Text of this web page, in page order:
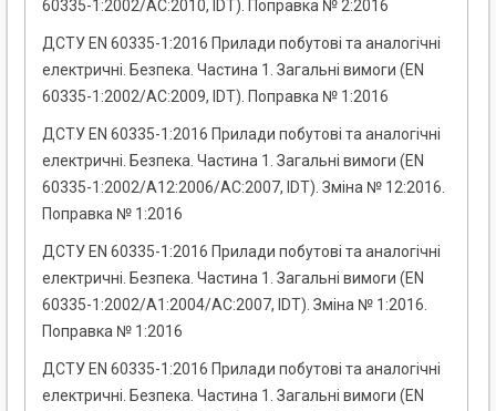
60335-1:2002/AC:2010, IDT). Поправка № 2:2016
ДСТУ EN 60335-1:2016 Прилади побутові та аналогічні
електричні. Безпека. Частина 1. Загальні вимоги (EN
60335-1:2002/AC:2009, IDT). Поправка № 1:2016
ДСТУ EN 60335-1:2016 Прилади побутові та аналогічні
електричні. Безпека. Частина 1. Загальні вимоги (EN
60335-1:2002/A12:2006/АC:2007, IDT). Зміна № 12:2016.
Поправка № 1:2016
ДСТУ EN 60335-1:2016 Прилади побутові та аналогічні
електричні. Безпека. Частина 1. Загальні вимоги (EN
60335-1:2002/A1:2004/АC:2007, IDT). Зміна № 1:2016.
Поправка № 1:2016
ДСТУ EN 60335-1:2016 Прилади побутові та аналогічні
електричні. Безпека. Частина 1. Загальні вимоги (EN